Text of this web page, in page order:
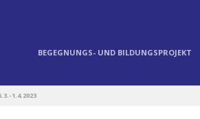
BEGEGNUNGS- UND BILDUNGSPROJEKT
1.4.2023